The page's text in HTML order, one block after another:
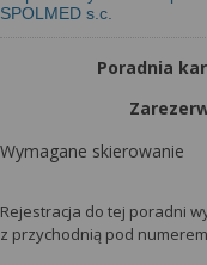
SPOLMED s.c.
Poradnia
Wymagane skierowanie
Rejestracja do tej poradni
z przychodnią pod